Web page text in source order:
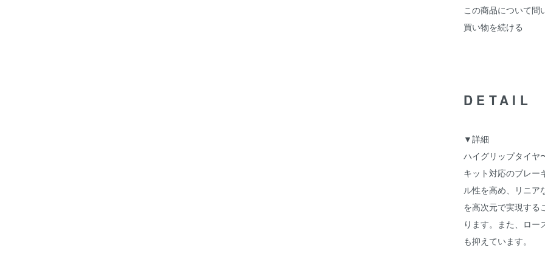
この商品について問
買い物を続ける
DETAIL
▼詳細
ハイグリップタイヤ
キット対応のブレー
ル性を高め、リニア
を高次元で実現する
ります。また、ロー
も抑えています。